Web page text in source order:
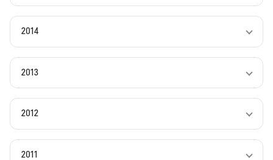
2014
2013
2012
2011